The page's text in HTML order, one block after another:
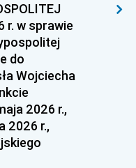
r. w sprawie
do
Wojciecha
2026 r.,
2026 r.,